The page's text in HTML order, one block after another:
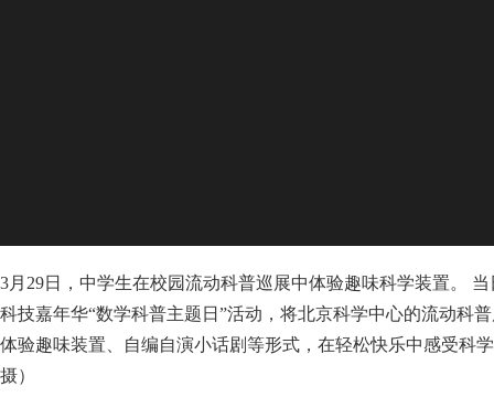
3月29日，中学生在校园流动科普巡展中体验趣味科学装置。
科技嘉年华“数学科普主题日”活动，将北京科学中心的流动科
体验趣味装置、自编自演小话剧等形式，在轻松快乐中感受科
摄）